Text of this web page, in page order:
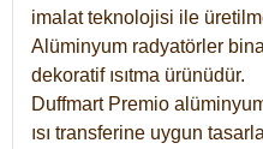
imalat teknolojisi ile
Alüminyum radyatörler
dekoratif ısıtma ürünüdür.
Duffmart Premio
ısı transferine uygun